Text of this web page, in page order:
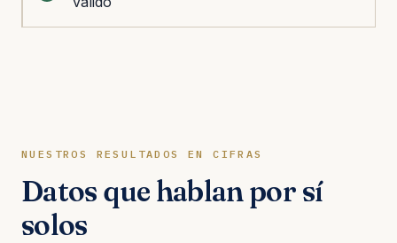
NUESTROS RESULTADOS EN CIFRAS
Datos que hablan por sí
solos